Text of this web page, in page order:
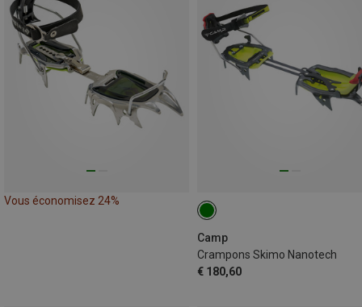
Vous économisez 24%
Camp
Crampons Skimo Nanotech
€ 180,60